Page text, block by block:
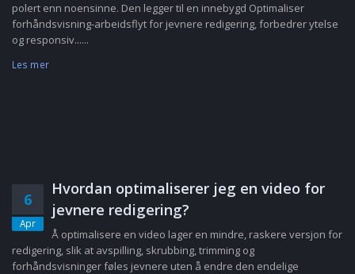
polert enn noensinne. Den legger til en innebygd Optimaliser
forhåndsvisning-arbeidsflyt for jevnere redigering, forbedrer ytelse
og responsiv......
Les mer
6
Apr
Hvordan optimaliserer jeg en video for
jevnere redigering?
Å optimalisere en video lager en mindre, raskere versjon for
redigering, slik at avspilling, skrubbing, trimming og
forhåndsvisninger føles jevnere uten å endre den endelige